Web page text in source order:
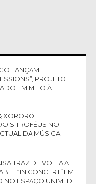
LANÇAM
PROJETO
EM MEIO À
XORORÓ
TROFÉUS NO
DA MÚSICA
TRAZ DE VOLTA A
“IN CONCERT” EM
NO ESPAÇO UNIMED